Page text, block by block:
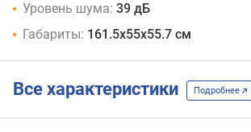
Уровень шума: 39 дБ
Габариты: 161.5x55x55.7 см
Все характеристики Подробнее